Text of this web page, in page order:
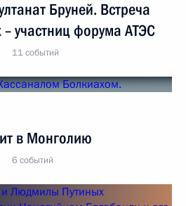
Бруней. Встреча
участниц форума АТЭС
11 событий
в Монголию
6 событий